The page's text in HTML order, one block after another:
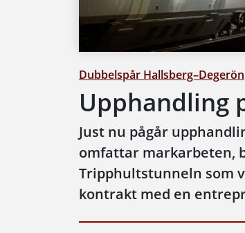
Dubbelspår Hallsberg–Degerön
Upphandling
Just nu pågår
omfattar markarbeten,
Tripphultstunneln som
kontrakt med en